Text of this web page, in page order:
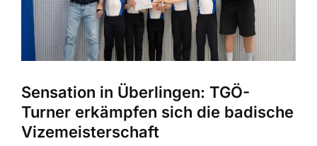
Sensation in Überlingen: TGÖ-
Turner erkämpfen sich die badische
Vizemeisterschaft